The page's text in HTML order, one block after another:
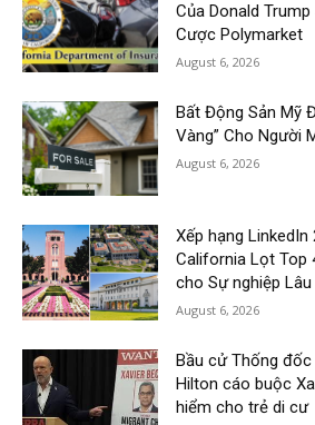
Của Donald
Cược Polymarket
August 6, 2026
Bất Động Sản Mỹ
Vàng” Cho Người
August 6, 2026
Xếp hạng
California Lọt Top
cho Sự nghiệp Lâu
August 6, 2026
Bầu cử Thống
Hilton cáo buộc
hiểm cho trẻ di cư